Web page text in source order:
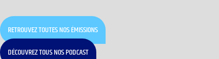
RETROUVEZ TOUTES NOS ÉMISSIONS
DÉCOUVREZ TOUS NOS PODCAST